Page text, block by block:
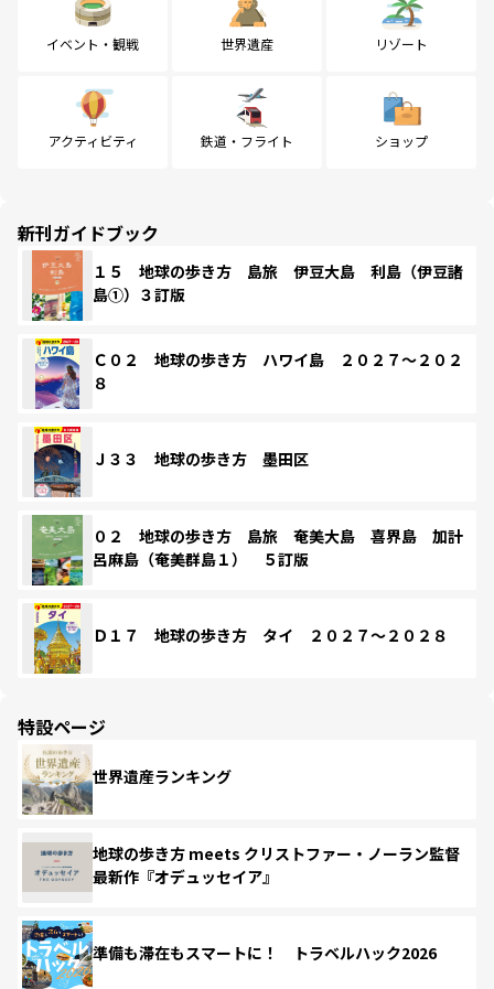
イベント・観戦 世界遺産 リゾート
アクティビティ 鉄道・フライト ショップ
新刊ガイドブック
１５ 地球の歩き方 島旅 伊豆大島 利島（伊豆諸
島①）３訂版
Ｃ０２ 地球の歩き方 ハワイ島 ２０２７～２０２
８
Ｊ３３ 地球の歩き方 墨田区
０２ 地球の歩き方 島旅 奄美大島 喜界島 加計
呂麻島（奄美群島１） ５訂版
Ｄ１７ 地球の歩き方 タイ ２０２７～２０２８
特設ページ
世界遺産ランキング
地球の歩き方 meets クリストファー・ノーラン監督
最新作『オデュッセイア』
準備も滞在もスマートに！ トラベルハック2026